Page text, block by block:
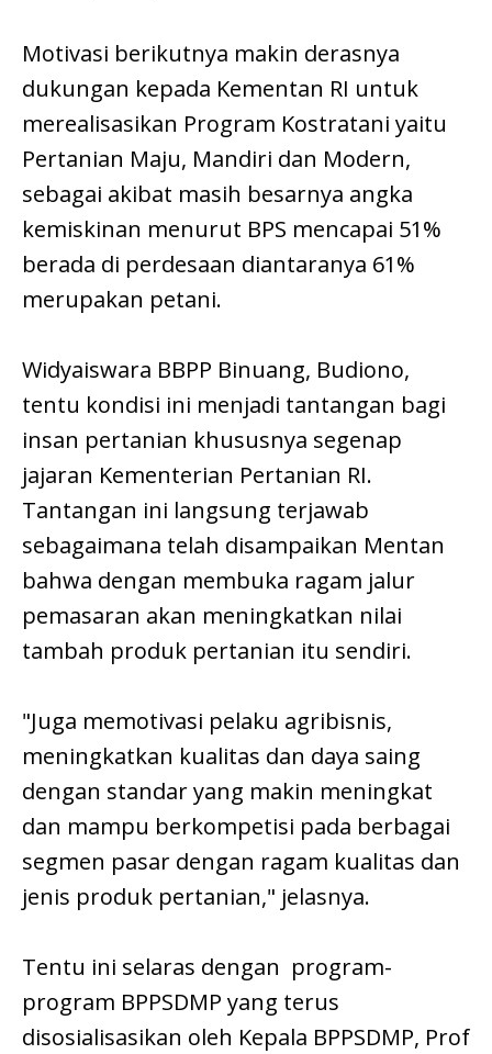
Motivasi berikutnya makin derasnya
dukungan kepada Kementan RI untuk
merealisasikan Program Kostratani yaitu
Pertanian Maju, Mandiri dan Modern,
sebagai akibat masih besarnya angka
kemiskinan menurut BPS mencapai 51%
berada di perdesaan diantaranya 61%
merupakan petani.
Widyaiswara BBPP Binuang, Budiono,
tentu kondisi ini menjadi tantangan bagi
insan pertanian khususnya segenap
jajaran Kementerian Pertanian RI.
Tantangan ini langsung terjawab
sebagaimana telah disampaikan Mentan
bahwa dengan membuka ragam jalur
pemasaran akan meningkatkan nilai
tambah produk pertanian itu sendiri.
"Juga memotivasi pelaku agribisnis,
meningkatkan kualitas dan daya saing
dengan standar yang makin meningkat
dan mampu berkompetisi pada berbagai
segmen pasar dengan ragam kualitas dan
jenis produk pertanian," jelasnya.
Tentu ini selaras dengan program-
program BPPSDMP yang terus
disosialisasikan oleh Kepala BPPSDMP, Prof